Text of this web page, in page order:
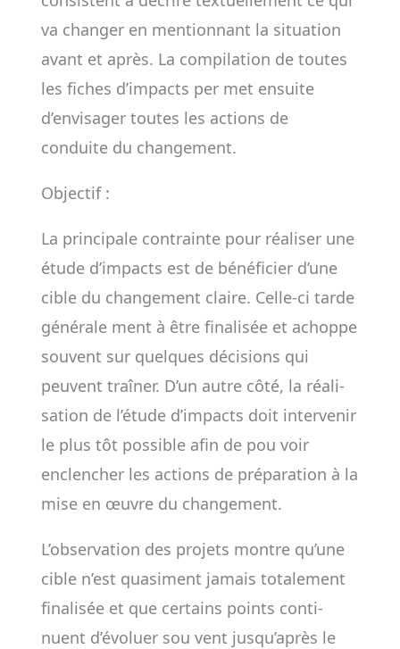
va chan­ger en men­tion­nant la situa­tion
avant et après. La compi­la­tion de toutes
les fiches d’impacts per­­ met ensuite
d’envi­sa­ger toutes les actions de
conduite du chan­ge­ment.
Objectif :
La prin­ci­pale contrainte pour réa­li­ser une
étude d’impacts est de béné­fi­cier d’une
cible du chan­ge­ment claire. Celle-­ci tarde
géné­ra­le­­ ment à être finalisée et a­choppe
sou­vent sur quelques déci­sions qui
peuvent traî­ner. D’un autre côté, la réa­li­
sa­tion de l’étude d’impacts doit inter­ve­nir
le plus tôt pos­sible afin de pou­­ voir
enclen­cher les actions de pré­pa­ra­tion à la
mise en œuvre du chan­ge­ment.
L’obser­va­tion des pro­jets montre qu’une
cible n’est qua­si­ment jamais tota­le­ment
finalisée et que cer­tains points conti­
nuent d’évo­luer sou­­ vent jus­qu’après le